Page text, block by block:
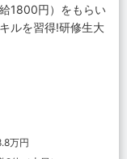
1800円）をもらい
ルを習得!研修生大
万円